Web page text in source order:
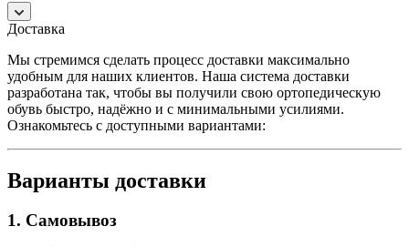
Доставка
Мы стремимся сделать процесс доставки максимально
удобным для наших клиентов. Наша система доставки
разработана так, чтобы вы получили свою ортопедическую
обувь быстро, надёжно и с минимальными усилиями.
Ознакомьтесь с доступными вариантами:
Варианты доставки
1. Самовывоз